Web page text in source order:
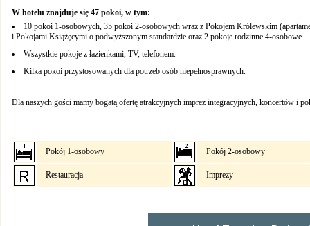
W hotelu znajduje się 47 pokoi, w tym:
10 pokoi 1-osobowych, 35 pokoi 2-osobowych wraz z Pokojem Królewskim
i Pokojami Książęcymi o podwyższonym standardzie oraz 2 pokoje rodzinne 4-osobowe.
Wszystkie pokoje z łazienkami, TV, telefonem.
Kilka pokoi przystosowanych dla potrzeb osób niepełnosprawnych.
Dla naszych gości mamy bogatą ofertę atrakcyjnych imprez integracyjnych, koncertów i
Pokój 1-osobowy Pokój 2-osobowy
Restauracja Imprezy